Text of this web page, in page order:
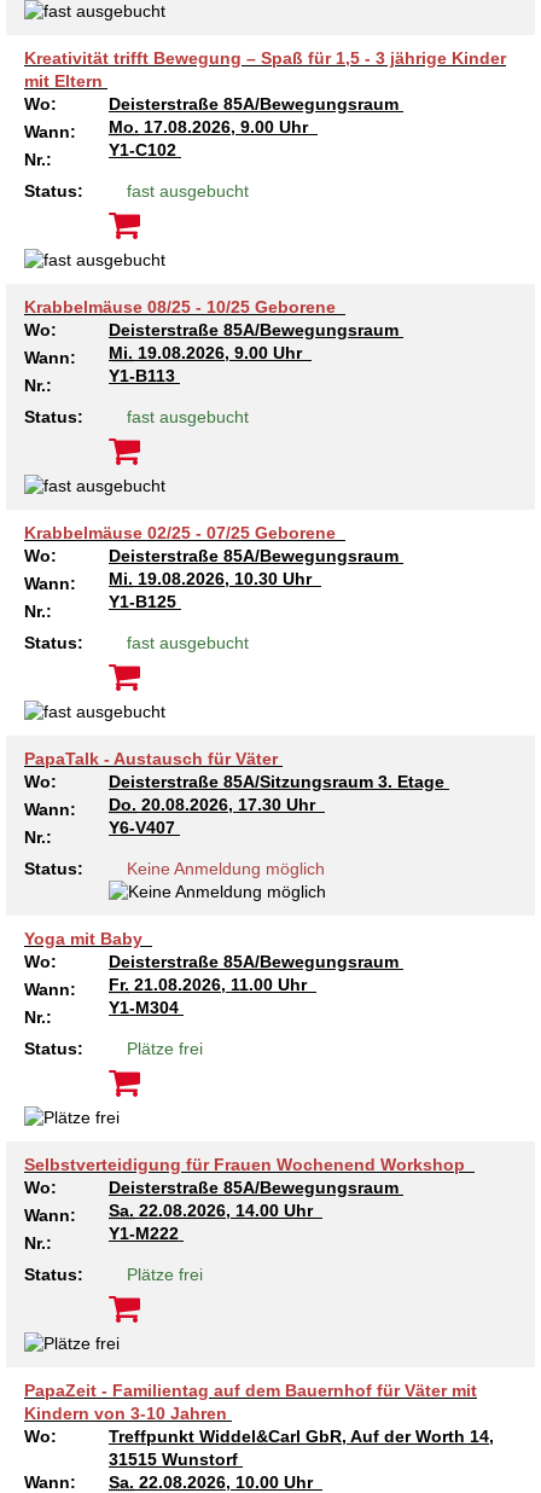
Kreativität trifft Bewegung – Spaß für 1,5 - 3 jährige Kinder
mit Eltern
Wo:
Deisterstraße 85A/Bewegungsraum
Wann:
Mo. 17.08.2026, 9.00 Uhr
Nr.:
Y1-C102
Status: fast ausgebucht
Krabbelmäuse 08/25 - 10/25 Geborene
Wo:
Deisterstraße 85A/Bewegungsraum
Wann:
Mi. 19.08.2026, 9.00 Uhr
Nr.:
Y1-B113
Status: fast ausgebucht
Krabbelmäuse 02/25 - 07/25 Geborene
Wo:
Deisterstraße 85A/Bewegungsraum
Wann:
Mi. 19.08.2026, 10.30 Uhr
Nr.:
Y1-B125
Status: fast ausgebucht
PapaTalk - Austausch für Väter
Wo:
Deisterstraße 85A/Sitzungsraum 3. Etage
Wann:
Do. 20.08.2026, 17.30 Uhr
Nr.:
Y6-V407
Status: Keine Anmeldung möglich
Yoga mit Baby
Wo:
Deisterstraße 85A/Bewegungsraum
Wann:
Fr. 21.08.2026, 11.00 Uhr
Nr.:
Y1-M304
Status: Plätze frei
Selbstverteidigung für Frauen Wochenend Workshop
Wo:
Deisterstraße 85A/Bewegungsraum
Wann:
Sa. 22.08.2026, 14.00 Uhr
Nr.:
Y1-M222
Status: Plätze frei
PapaZeit - Familientag auf dem Bauernhof für Väter mit
Kindern von 3-10 Jahren
Wo:
Treffpunkt Widdel&Carl GbR, Auf der Worth 14,
31515 Wunstorf
Wann:
Sa. 22.08.2026, 10.00 Uhr